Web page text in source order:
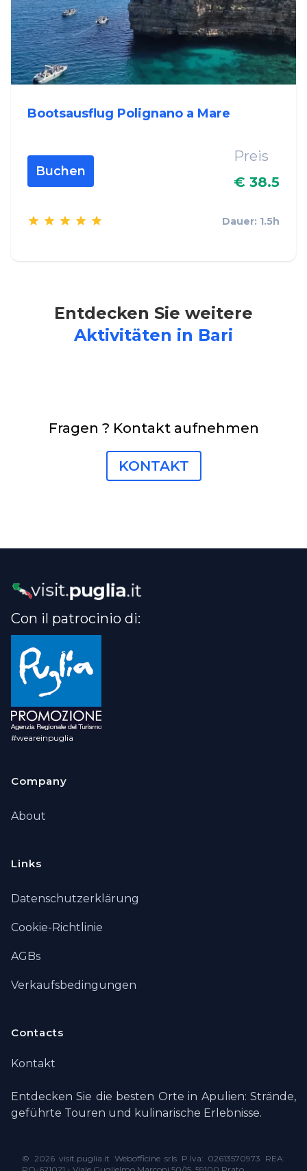
Bootsausflug Polignano a Mare
Buchen
Preis
€ 38.5
Dauer: 1.5h
Entdecken Sie weitere
Aktivitäten in Bari
Fragen ? Kontakt aufnehmen
KONTAKT
Con il patrocinio di:
#weareinpuglia
Company
About
Links
Datenschutzerklärung
Cookie-Richtlinie
AGBs
Verkaufsbedingungen
Contacts
Kontakt
Entdecken Sie die besten Orte in Apulien: Strände,
geführte Touren und kulinarische Erlebnisse.
© 2026 visit.puglia.it Webofficine srls P.Iva: 02613570973 REA: